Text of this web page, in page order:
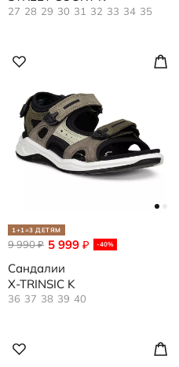
27 28 29 30 31 32 33 34 35
1+1=3 ДЕТЯМ
5 999 ₽ -40%
9 990₽
Сандалии
X-TRINSIC K
36 37 38 39 40